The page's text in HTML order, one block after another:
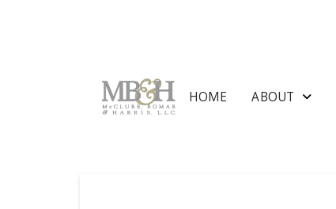
HOME ABOUT